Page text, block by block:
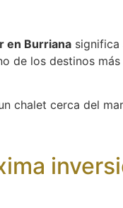
en Burriana significa
de los destinos
chalet cerca del